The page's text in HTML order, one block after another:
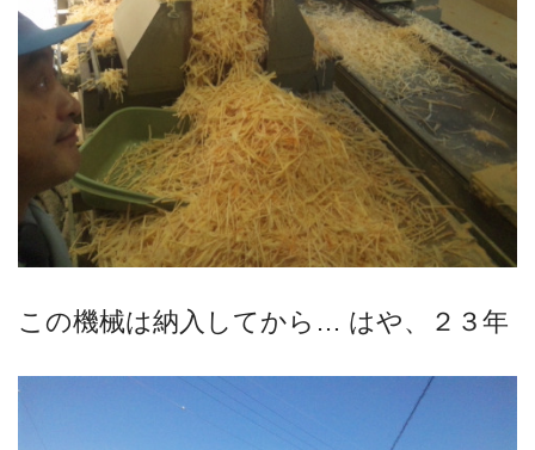
この機械は納入してから… はや、２３年